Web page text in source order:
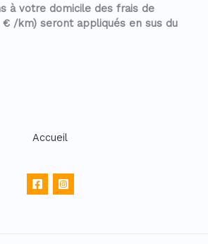
à votre domicile des frais de
/km) seront appliqués en sus du
Accueil